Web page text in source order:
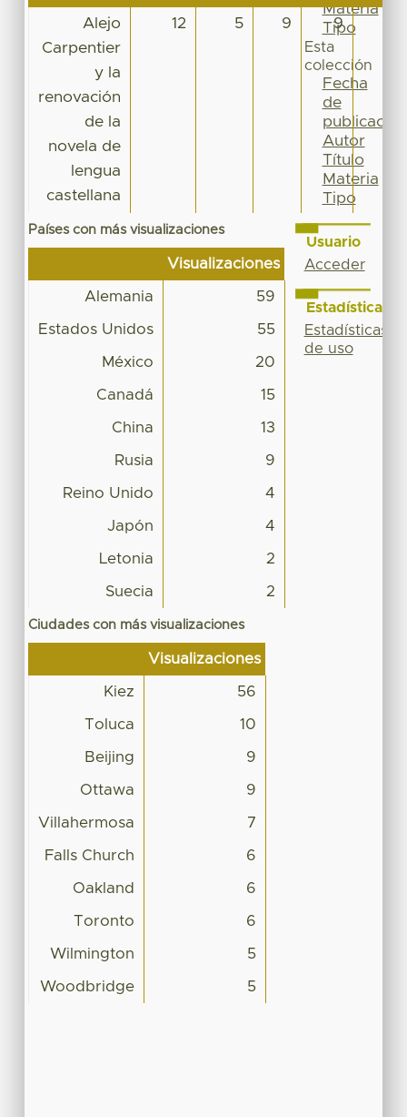
Alejo
Carpentier
y la
renovación
de la
novela de
lengua
castellana
12 5 9 9
Países con más visualizaciones
Visualizaciones
Alemania 59
Estados Unidos 55
México 20
Canadá 15
China 13
Rusia 9
Reino Unido 4
Japón 4
Letonia 2
Suecia 2
Ciudades con más visualizaciones
Visualizaciones
Kiez 56
Toluca 10
Beijing 9
Ottawa 9
Villahermosa 7
Falls Church 6
Oakland 6
Toronto 6
Wilmington 5
Woodbridge 5
Materia
Tipo
Esta
colección
Fecha
de
publicación
Autor
Título
Materia
Tipo
Usuario
Acceder
Estadísticas
Estadísticas
de uso